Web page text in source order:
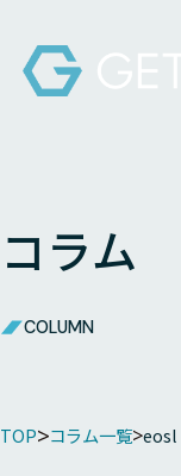
コラム
COLUMN
TOP コラム一覧 eosl